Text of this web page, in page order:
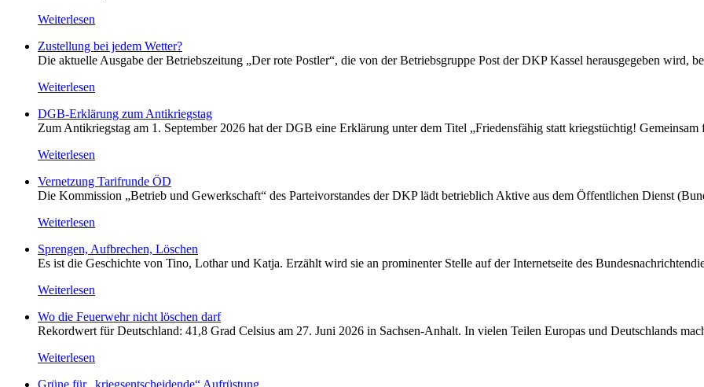
Weiterlesen
Zustellung bei jedem Wetter?
Die aktuelle Ausgabe der Betriebszeitung „Der rote Postler“, die von der Betriebsgruppe Post der DKP Kassel herausgegeben wird,
Weiterlesen
DGB-Erklärung zum Antikriegstag
Zum Antikriegstag am 1. September 2026 hat der DGB eine Erklärung unter dem Titel „Friedensfähig statt kriegstüchtig!
Weiterlesen
Vernetzung Tarifrunde ÖD
Die Kommission „Betrieb und Gewerkschaft“ des Parteivorstandes der DKP lädt betrieblich Aktive aus dem Öffentlichen Dienst
Weiterlesen
Sprengen, Aufbrechen, Löschen
Es ist die Geschichte von Tino, Lothar und Katja. Erzählt wird sie an prominenter Stelle auf der Internetseite des
Weiterlesen
Wo die Feuerwehr nicht löschen darf
Rekordwert für Deutschland: 41,8 Grad Celsius am 27. Juni 2026 in Sachsen-Anhalt. In vielen Teilen Europas und Deutschlands
Weiterlesen
Grüne für „kriegsentscheidende“ Aufrüstung